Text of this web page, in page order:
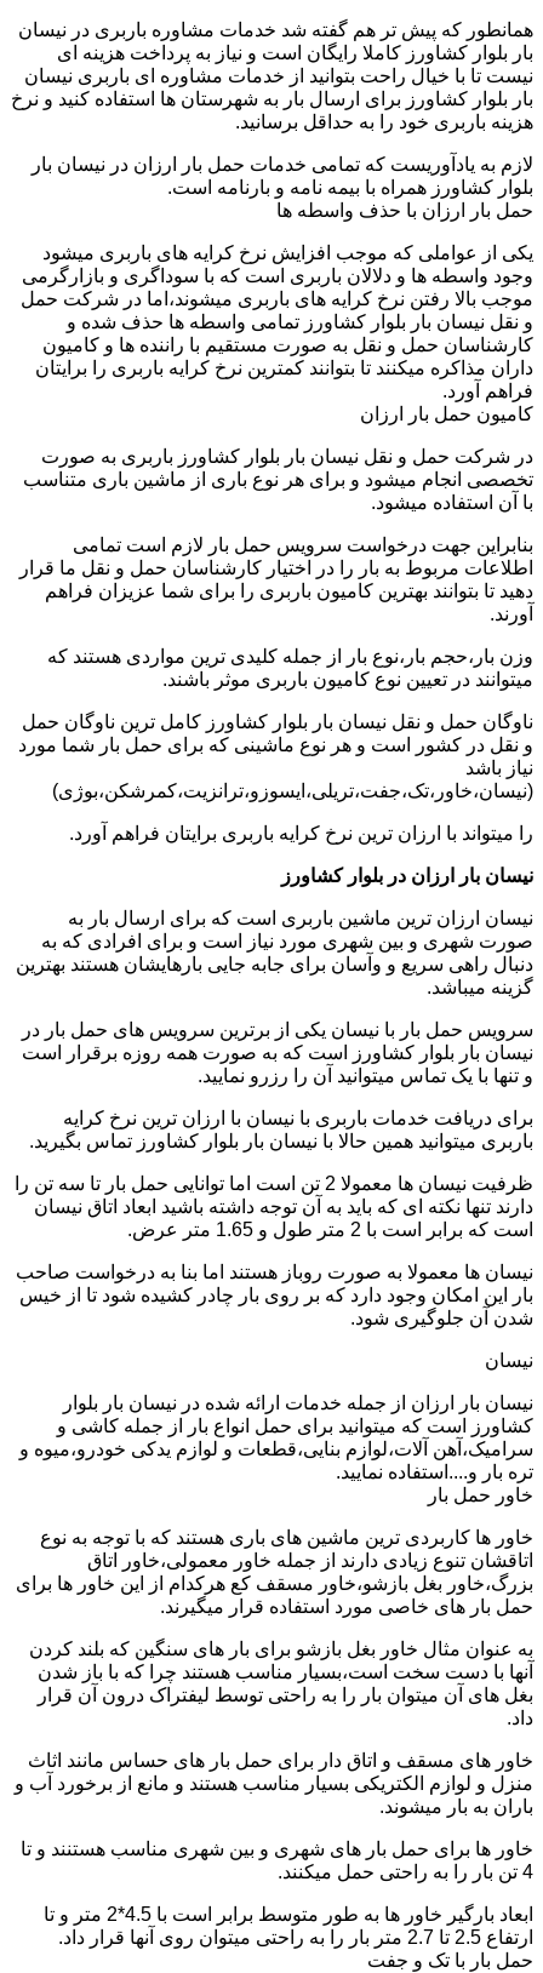
همانطور که پیش تر هم گفته شد خدمات مشاوره باربری در نیسان
بار بلوار کشاورز کاملا رایگان است و نیاز به پرداخت هزینه ای
نیست تا با خیال راحت بتوانید از خدمات مشاوره ای باربری نیسان
بار بلوار کشاورز برای ارسال بار به شهرستان ها استفاده کنید و نرخ
هزینه باربری خود را به حداقل برسانید.
لازم به یادآوریست که تمامی خدمات حمل بار ارزان در نیسان بار
بلوار کشاورز همراه با بیمه نامه و بارنامه است.
حمل بار ارزان با حذف واسطه ها
یکی از عواملی که موجب افزایش نرخ کرایه های باربری میشود
وجود واسطه ها و دلالان باربری است که با سوداگری و بازارگرمی
موجب بالا رفتن نرخ کرایه های باربری میشوند،اما در شرکت حمل
و نقل نیسان بار بلوار کشاورز تمامی واسطه ها حذف شده و
کارشناسان حمل و نقل به صورت مستقیم با راننده ها و کامیون
داران مذاکره میکنند تا بتوانند کمترین نرخ کرایه باربری را برایتان
فراهم آورد.
کامیون حمل بار ارزان
در شرکت حمل و نقل نیسان بار بلوار کشاورز باربری به صورت
تخصصی انجام میشود و برای هر نوع باری از ماشین باری متناسب
با آن استفاده میشود.
بنابراین جهت درخواست سرویس حمل بار لازم است تمامی
اطلاعات مربوط به بار را در اختیار کارشناسان حمل و نقل ما قرار
دهید تا بتوانند بهترین کامیون باربری را برای شما عزیزان فراهم
آورند.
وزن بار،حجم بار،نوع بار از جمله کلیدی ترین مواردی هستند که
میتوانند در تعیین نوع کامیون باربری موثر باشند.
ناوگان حمل و نقل نیسان بار بلوار کشاورز کامل ترین ناوگان حمل
و نقل در کشور است و هر نوع ماشینی که برای حمل بار شما مورد
نیاز باشد
(نیسان،خاور،تک،جفت،تریلی،ایسوزو،ترانزیت،کمرشکن،بوژی)
را میتواند با ارزان ترین نرخ کرایه باربری برایتان فراهم آورد.
نیسان بار ارزان در بلوار کشاورز
نیسان ارزان ترین ماشین باربری است که برای ارسال بار به
صورت شهری و بین شهری مورد نیاز است و برای افرادی که به
دنبال راهی سریع و وآسان برای جابه جایی بارهایشان هستند بهترین
گزینه میباشد.
سرویس حمل بار با نیسان یکی از برترین سرویس های حمل بار در
نیسان بار بلوار کشاورز است که به صورت همه روزه برقرار است
و تنها با یک تماس میتوانید آن را رزرو نمایید.
برای دریافت خدمات باربری با نیسان با ارزان ترین نرخ کرایه
باربری میتوانید همین حالا با نیسان بار بلوار کشاورز تماس بگیرید.
ظرفیت نیسان ها معمولا 2 تن است اما توانایی حمل بار تا سه تن را
دارند تنها نکته ای که باید به آن توجه داشته باشید ابعاد اتاق نیسان
است که برابر است با 2 متر طول و 1.65 متر عرض.
نیسان ها معمولا به صورت روباز هستند اما بنا به درخواست صاحب
بار این امکان وجود دارد که بر روی بار چادر کشیده شود تا از خیس
شدن آن جلوگیری شود.
نیسان
نیسان بار ارزان از جمله خدمات ارائه شده در نیسان بار بلوار
کشاورز است که میتوانید برای حمل انواع بار از جمله کاشی و
سرامیک،آهن آلات،لوازم بنایی،قطعات و لوازم یدکی خودرو،میوه و
تره بار و....استفاده نمایید.
خاور حمل بار
خاور ها کاربردی ترین ماشین های باری هستند که با توجه به نوع
اتاقشان تنوع زیادی دارند از جمله خاور معمولی،خاور اتاق
بزرگ،خاور بغل بازشو،خاور مسقف کع هرکدام از این خاور ها برای
حمل بار های خاصی مورد استفاده قرار میگیرند.
به عنوان مثال خاور بغل بازشو برای بار های سنگین که بلند کردن
آنها با دست سخت است،بسیار مناسب هستند چرا که با باز شدن
بغل های آن میتوان بار را به راحتی توسط لیفتراک درون آن قرار
داد.
خاور های مسقف و اتاق دار برای حمل بار های حساس مانند اثاث
منزل و لوازم الکتریکی بسیار مناسب هستند و مانع از برخورد آب و
باران به بار میشوند.
خاور ها برای حمل بار های شهری و بین شهری مناسب هستنند و تا
4 تن بار را به راحتی حمل میکنند.
ابعاد بارگیر خاور ها به طور متوسط برابر است با 4.5*2 متر و تا
ارتفاع 2.5 تا 2.7 متر بار را به راحتی میتوان روی آنها قرار داد.
حمل بار با تک و جفت